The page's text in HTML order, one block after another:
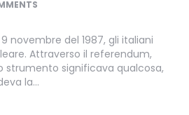
novembre del 1987, gli italiani
Attraverso il referendum,
strumento significava qualcosa,
la…